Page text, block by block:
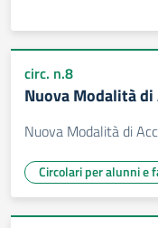
circ. n.8
Nuova Modalità
Nuova Modalità di
Circolari per alunni e